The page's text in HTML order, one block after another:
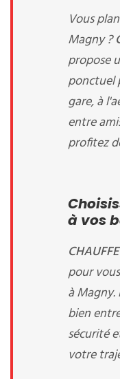
Vous
Magny ?
propose
ponctuel
gare, à
entre
profitez
à vos
pour
à
bien
sécurité
votre